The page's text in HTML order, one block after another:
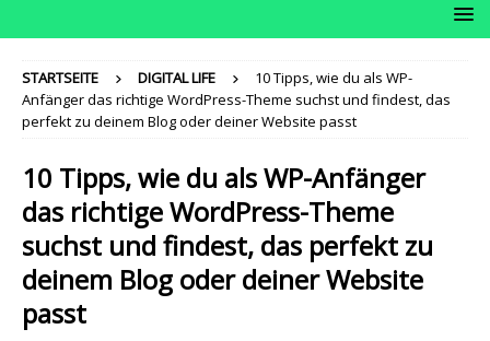
STARTSEITE DIGITAL LIFE
10 Tipps, wie du als WP-
Anfänger das richtige WordPress-Theme suchst und findest, das
perfekt zu deinem Blog oder deiner Website passt
10 Tipps, wie du als WP-Anfänger
das richtige WordPress-Theme
suchst und findest, das perfekt zu
deinem Blog oder deiner Website
passt